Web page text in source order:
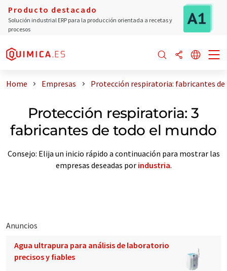
Producto destacado
Solución industrial ERP para la producción orientada a recetas y
procesos
Home Empresas Protección respiratoria: fabricantes
Protección respiratoria: 3
fabricantes de todo el mundo
Consejo: Elija un inicio rápido a continuación para mostrar las
empresas deseadas por industria.
Anuncios
Agua ultrapura para análisis de laboratorio
precisos y fiables